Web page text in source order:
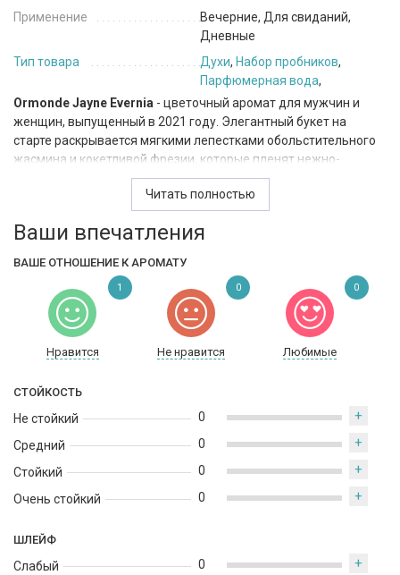
Применение
Вечерние, Для свиданий,
Дневные
Тип товара
Духи, Набор пробников,
Парфюмерная вода,
Ormonde Jayne Evernia - цветочный аромат для мужчин и
женщин, выпущенный в 2021 году. Элегантный букет на
старте раскрывается мягкими лепестками обольстительного
жасмина и кокетливой фрезии, которые пленят нежно-
медовой сладостью и цитрусовой прохладой. Постепенно к
этому дуэту присоединяются вкрапления изящной бордовой
розы, обаятельного розового перца и терпких ягод черной
смородины. Согревающий и продолжительный шлейф
корня ириса.
Читать полностью
Ваши впечатления
ВАШЕ ОТНОШЕНИЕ К АРОМАТУ
Нравится Не нравится Любимые
1 0 0
СТОЙКОСТЬ
Не стойкий
Средний
Стойкий
Очень стойкий
0 +
0 +
0 +
0 +
ШЛЕЙФ
Слабый
0 +